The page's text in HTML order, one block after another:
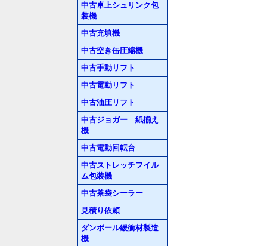
中古卓上シュリンク包
装機
中古充填機
中古空き缶圧縮機
中古手動リフト
中古電動リフト
中古油圧リフト
中古ジョガー 紙揃え
機
中古電動回転台
中古ストレッチフイル
ム包装機
中古茶袋シーラー
見積り依頼
ダンボール緩衝材製造
機